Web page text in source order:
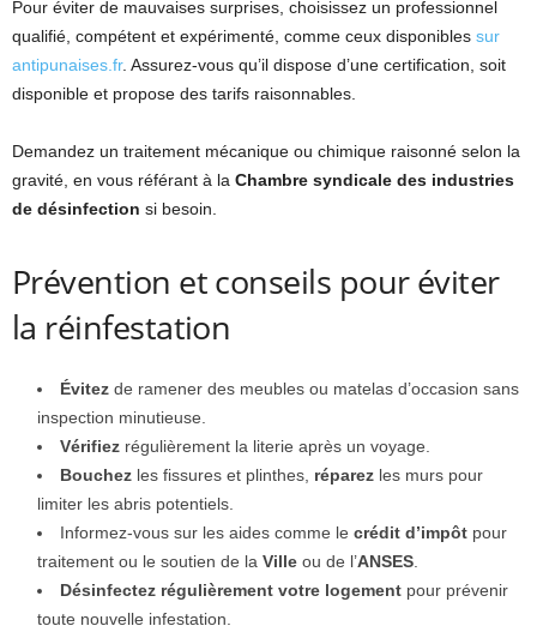
Pour éviter de mauvaises surprises, choisissez un professionnel
qualifié, compétent et expérimenté, comme ceux disponibles sur
antipunaises.fr. Assurez-vous qu’il dispose d’une certification, soit
disponible et propose des tarifs raisonnables.
Demandez un traitement mécanique ou chimique raisonné selon la
gravité, en vous référant à la Chambre syndicale des industries
de désinfection si besoin.
Prévention et conseils pour éviter
la réinfestation
Évitez de ramener des meubles ou matelas d’occasion sans
inspection minutieuse.
Vérifiez régulièrement la literie après un voyage.
Bouchez les fissures et plinthes, réparez les murs pour
limiter les abris potentiels.
Informez-vous sur les aides comme le crédit d’impôt pour
traitement ou le soutien de la Ville ou de l’ANSES
Désinfectez régulièrement votre logement pour prévenir
toute nouvelle infestation.